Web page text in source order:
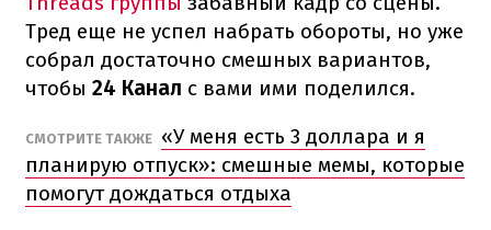
Тред еще не успел набрать обороты, но уже
собрал достаточно смешных вариантов,
чтобы 24 Канал с вами ими поделился.
СМОТРИТЕ ТАКЖЕ «У меня есть 3 доллара и я
планирую отпуск»: смешные мемы, которые
помогут дождаться отдыха